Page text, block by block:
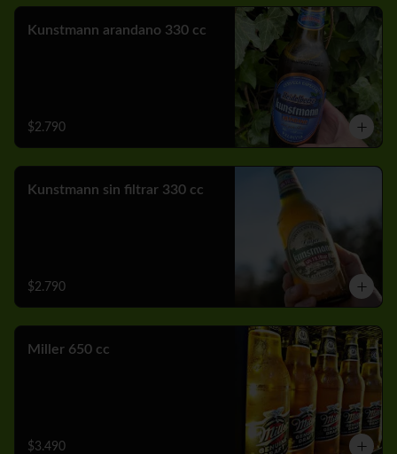
Kunstmann arandano 330 cc
$2.790
Kunstmann sin filtrar 330 cc
$2.790
Miller 650 cc
$3.490